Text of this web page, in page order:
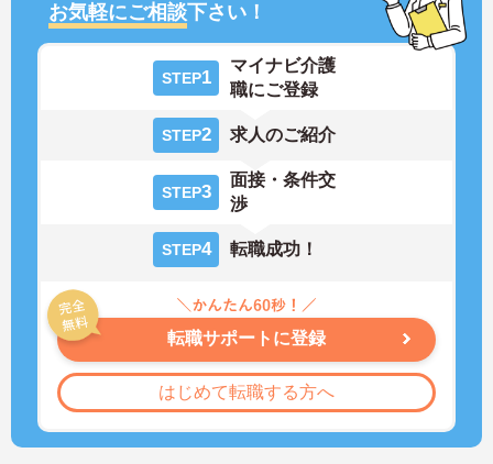
お気軽にご相談下さい！
STEP1
マイナビ介護
職にご登録
STEP2 求人のご紹介
STEP3
面接・条件交
渉
STEP4 転職成功！
転職サポートに登録
はじめて転職する方へ